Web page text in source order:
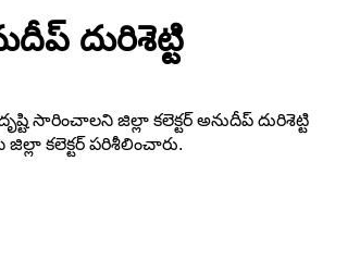
దురిశెట్టి
సారించాలని జిల్లా కలెక్టర్ అనుదీప్ దురిశెట్టి
కలెక్టర్ పరిశీలించారు.